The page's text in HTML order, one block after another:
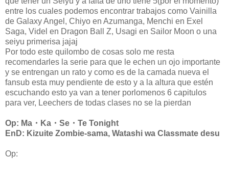
entre los cuales podemos encontrar trabajos como Vainilla
de Galaxy Angel, Chiyo en Azumanga, Menchi en Exel
Saga, Videl en Dragon Ball Z, Usagi en Sailor Moon o una
seiyu primerisa jajaj
Por todo este quilombo de cosas solo me resta
recomendarles la serie para que le echen un ojo importante
y se entrengan un rato y como es de la camada nueva el
fansub esta muy pendiente de esto y a la altura que estén
escuchando esto ya van a tener porlomenos 6 capitulos
para ver, Leechers de todas clases no se la pierdan
Op: Ma・Ka・Se・Te Tonight
EnD: Kizuite Zombie-sama, Watashi wa Classmate desu
Op: